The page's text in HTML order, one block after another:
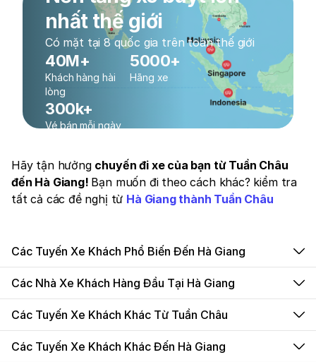
nhất thế giới
Có mặt tại 8 quốc gia trên toàn thế giới
40M+
Khách hàng hài
lòng
5000+
Hãng xe
300k+
Vé bán mỗi ngày
Hãy tận hưởng chuyến đi xe của bạn từ Tuần Châu
đến Hà Giang! Bạn muốn đi theo cách khác? kiểm tra
tất cả các đề nghị từ Hà Giang thành Tuần Châu
Các Tuyến Xe Khách Phổ Biến Đến Hà Giang
Các Nhà Xe Khách Hàng Đầu Tại Hà Giang
Các Tuyến Xe Khách Khác Từ Tuần Châu
Các Tuyến Xe Khách Khác Đến Hà Giang